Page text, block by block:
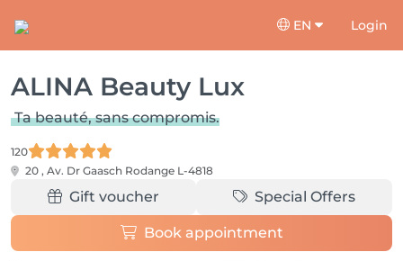
EN Login
ALINA Beauty Lux
Ta beauté, sans compromis.
120
20 , Av. Dr Gaasch Rodange L-4818
Gift voucher Special Offers
Book appointment